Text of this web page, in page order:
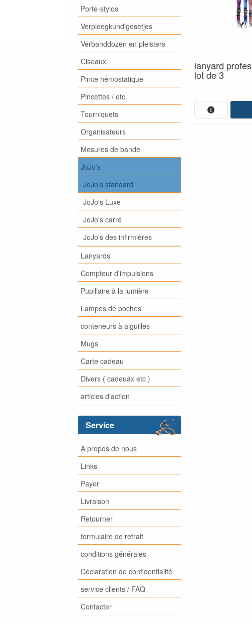
Porte-stylos
Verpleegkundigesetjes
Verbanddozen en pleisters
Ciseaux
Pince hémostatique
Pincettes / etc.
Tourniquets
Organisateurs
Mesures de bande
JoJo's
JoJo's standard
JoJo's Luxe
JoJo's carré
JoJo's des infirmières
Lanyards
Compteur d'impulsions
Pupillaire à la lumière
Lampes de poches
conteneurs à aiguilles
Mugs
Carte cadeau
Divers ( cadeuax etc )
articles d'action
Service
A propos de nous
Links
Payer
Livraison
Retourner
formulaire de retrait
conditions générales
Déclaration de confidentialité
service clients / FAQ
Contacter
lanyard
lot de 3